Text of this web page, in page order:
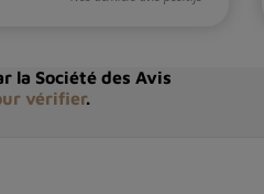
la Société des Avis
vérifier.